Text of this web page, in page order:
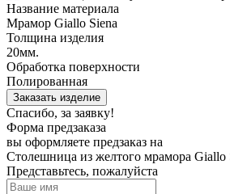
Название материала
Мрамор Giallo Siena
Толщина изделия
20мм.
Обработка поверхности
Полированная
Заказать изделие
Спасибо, за заявку!
Форма предзаказа
вы оформляете предзаказ на
Столешница из желтого мрамора Giallo
Представьтесь, пожалуйста